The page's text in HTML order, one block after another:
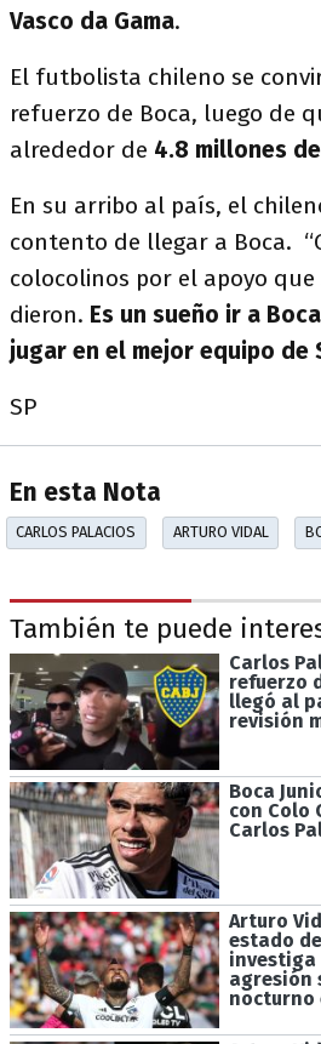
Vasco da Gama.
El futbolista chileno se
refuerzo de Boca, luego de
alrededor de 4.8 millones
En su arribo al país, el
contento de llegar a Boca.
colocolinos por el apoyo que
dieron. Es un sueño ir a
jugar en el mejor equipo de
SP
En esta Nota
CARLOS PALACIOS ARTURO VIDAL
También te puede
Carlos
refuerzo
llegó al
revisión
Boca
con Colo
Carlos
Arturo
estado
investiga
agresión
nocturno